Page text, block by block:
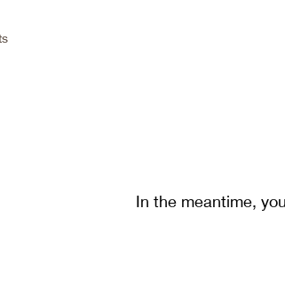
In the meantime,